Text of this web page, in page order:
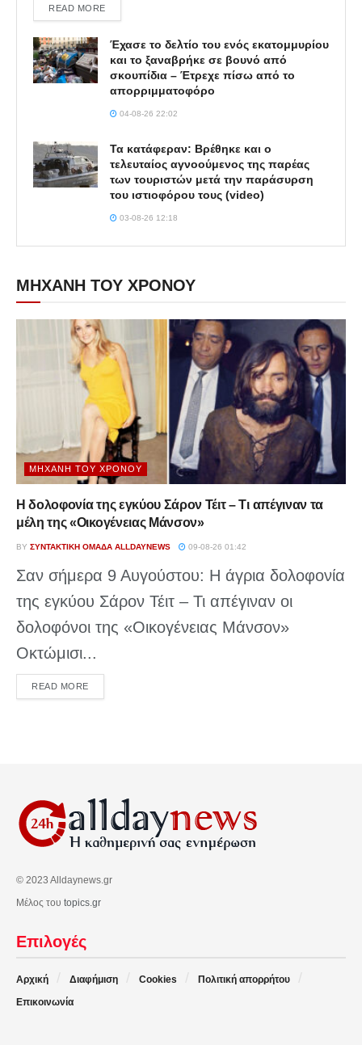
READ MOREDETAILS
Έχασε το δελτίο του ενός εκατομμυρίου
και το ξαναβρήκε σε βουνό από
σκουπίδια – Έτρεχε πίσω από το
απορριμματοφόρο
04-08-26 22:02
Τα κατάφεραν: Βρέθηκε και ο
τελευταίος αγνοούμενος της παρέας
των τουριστών μετά την παράσυρση
του ιστιοφόρου τους (video)
03-08-26 12:18
ΜΗΧΑΝΗ ΤΟΥ ΧΡΟΝΟΥ
ΜΗΧΑΝΉ ΤΟΥ ΧΡΌΝΟΥ
Η δολοφονία της εγκύου Σάρον Τέιτ – Τι απέγιναν τα
μέλη της «Οικογένειας Μάνσον»
BY ΣΥΝΤΑΚΤΙΚΉ ΟΜΆΔΑ ALLDAYNEWS 09-08-26 01:42
Σαν σήμερα 9 Αυγούστου: Η άγρια δολοφονία
της εγκύου Σάρον Τέιτ – Τι απέγιναν οι
δολοφόνοι της «Οικογένειας Μάνσον»
Οκτώμισι...
READ MOREDETAILS
© 2023 Alldaynews.gr
Μέλος του topics.gr
Επιλογές
Αρχική Διαφήμιση Cookies
Πολιτική απορρήτου
Επικοινωνία